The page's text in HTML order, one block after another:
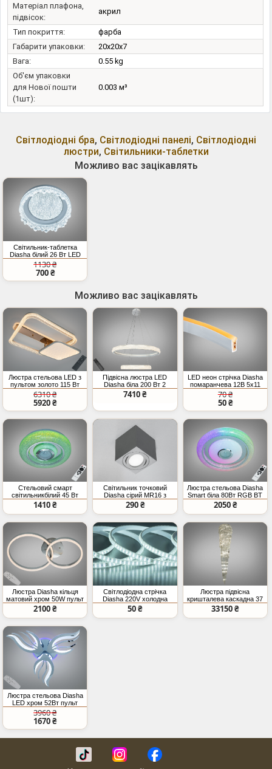
Матеріал плафона,
підвісок:
акрил
Тип покриття:
фарба
Габарити упаковки:
20x20x7
Вага:
0.55 kg
Об'єм упаковки
для Нової пошти
(1шт):
0.003 м³
Світлодіодні бра, Світлодіодні панелі, Світлодіодні
люстри, Світильники-таблетки
Можливо вас зацікавлять
Світильник-таблетка
Diasha білий 26 Вт LED
накладний
1130 ₴
700 ₴
Можливо вас зацікавлять
Люстра стельова LED з
пультом золото 115 Вт
20 м²
6310 ₴
5920 ₴
Підвісна люстра LED
Diasha біла 200 Вт 2
кільця
7410 ₴
LED неон стрічка Diasha
помаранчева 12В 5x11
IP67
70 ₴
50 ₴
Стельовий смарт
світильникбілий 45 Вт
RGB Bluetooth колонка
1410 ₴
Світильник точковий
Diasha сірий MR16 з
поворотом
290 ₴
Люстра стельова Diasha
Smart біла 80Вт RGB BT
Tuya
2050 ₴
Люстра Diasha кільця
матовий хром 50W пульт
2100 ₴
Світлодіодна стрічка
Diasha 220V холодна
IP65 180 LED м
50 ₴
Люстра підвісна
кришталева каскадна 37
ламп хром модель
82207
33150 ₴
Люстра стельова Diasha
LED хром 52Вт пульт
3960 ₴
1670 ₴